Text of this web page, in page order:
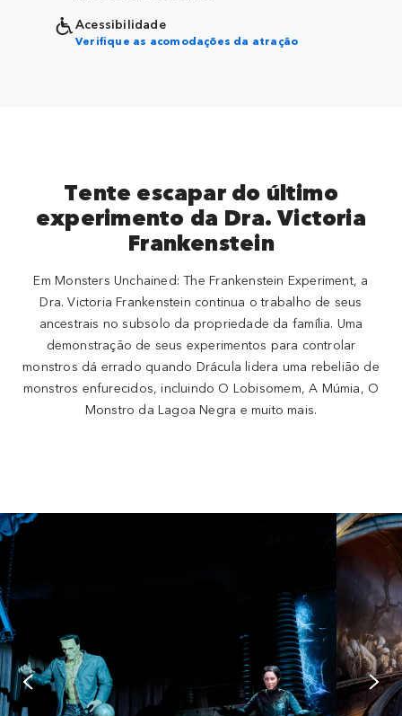
Acessibilidade
Verifique as acomodações da atração
Tente escapar do último
experimento da Dra. Victoria
Frankenstein
Em Monsters Unchained: The Frankenstein Experiment, a
Dra. Victoria Frankenstein continua o trabalho de seus
ancestrais no subsolo da propriedade da família. Uma
demonstração de seus experimentos para controlar
monstros dá errado quando Drácula lidera uma rebelião de
monstros enfurecidos, incluindo O Lobisomem, A Múmia, O
Monstro da Lagoa Negra e muito mais.